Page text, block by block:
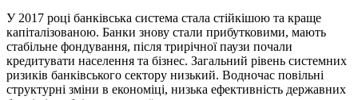
У 2017 році банківська система стала стійкішою та краще
капіталізованою. Банки знову стали прибутковими, мають
стабільне фондування, після трирічної паузи почали
кредитувати населення та бізнес. Загальний рівень системних
ризиків банківського сектору низький. Водночас повільні
структурні зміни в економіці, низька ефективність державних